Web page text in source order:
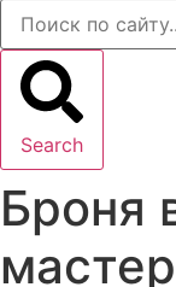
Search
Броня